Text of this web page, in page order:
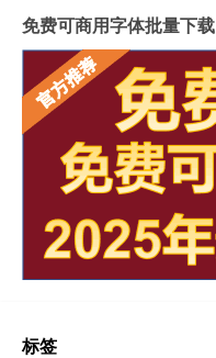
免费可商用字体批量下载
标签